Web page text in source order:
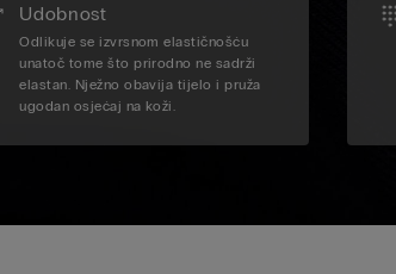
Udobnost
Odlikuje se izvrsnom elastičnošću
unatoč tome što prirodno ne sadrži
elastan. Nježno obavija tijelo i pruža
ugodan osjećaj na koži.